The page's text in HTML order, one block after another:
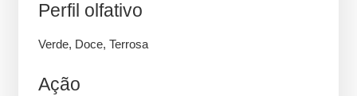
Perfil olfativo
Verde, Doce, Terrosa
Ação